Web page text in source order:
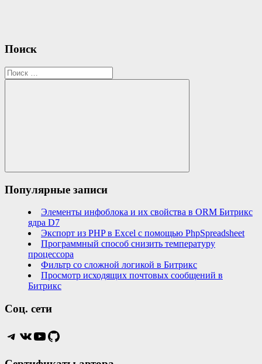
Поиск
Search
for:
Search
Популярные записи
Элементы инфоблока и их свойства в ORM Битрикс
ядра D7
Экспорт из PHP в Excel с помощью PhpSpreadsheet
Программный способ снизить температуру
процессора
Фильтр со сложной логикой в Битрикс
Просмотр исходящих почтовых сообщений в
Битрикс
Соц. сети
Telegram
VKYouTube
GitHub